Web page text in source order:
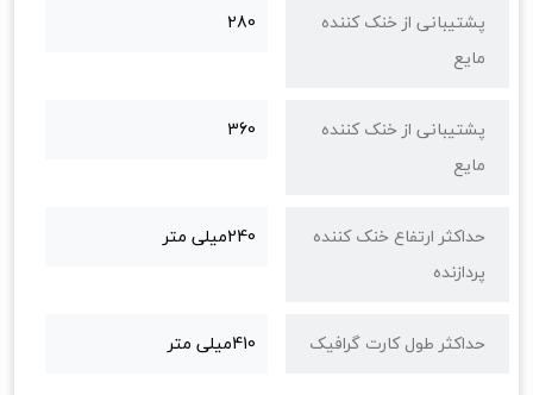
پشتیبانی از خنک کننده
مایع
280
پشتیبانی از خنک کننده
مایع
360
حداکثر ارتفاع خنک کننده
پردازنده
240میلی متر
حداکثر طول کارت گرافیک 410میلی متر